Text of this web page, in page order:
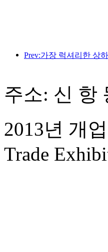
주소: 신 항
2013년 개
Trade